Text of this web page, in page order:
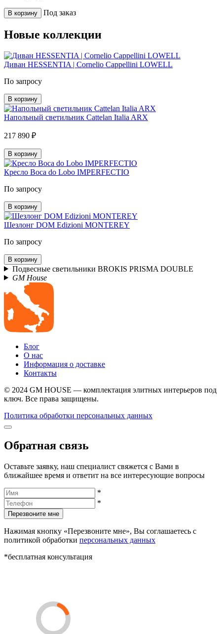
В корзину Под заказ
Новые коллекции
Диван HESSENTIA | Cornelio Cappellini LOWELL
По запросу
В корзину
Напольный светильник Cattelan Italia ARX
217 890 ₽
В корзину
Кресло Boca do Lobo IMPERFECTIO
По запросу
В корзину
Шезлонг DOM Edizioni MONTEREY
По запросу
В корзину
Подвесные светильники BROKIS PRISMA DOUBLE
GM House
Блог
О нас
Информация о доставке
Контакты
© 2024 GM HOUSE — комплектация элитных интерьеров под
ключ. Все права защищены.
Политика обработки персональных данных
Обратная связь
Оставьте заявку, наш специалист свяжется с Вами в
ближайшее время и ответит на все интересующие вопросы
*
*
Перезвоните мне
Нажимая кнопку «Перезвоните мне», Вы соглашаетесь с
политикой обработки персональных данных
*бесплатная консультация